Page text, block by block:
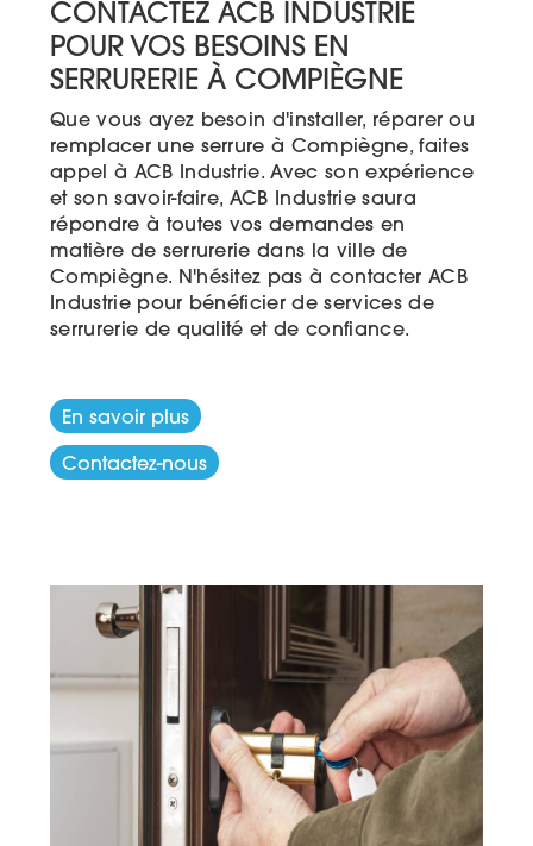
CONTACTEZ ACB INDUSTRIE
POUR VOS BESOINS EN
SERRURERIE À COMPIÈGNE
Que vous ayez besoin d'installer, réparer ou
remplacer une serrure à Compiègne, faites
appel à ACB Industrie. Avec son expérience
et son savoir-faire, ACB Industrie saura
répondre à toutes vos demandes en
matière de serrurerie dans la ville de
Compiègne. N'hésitez pas à contacter ACB
Industrie pour bénéficier de services de
serrurerie de qualité et de confiance.
En savoir plus
Contactez-nous